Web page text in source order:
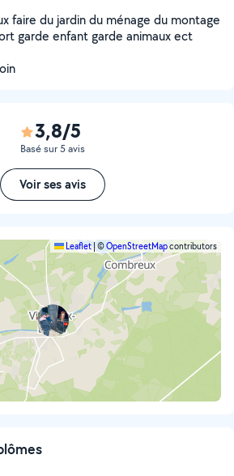
faire du jardin du ménage du montage
garde enfant garde animaux ect
3,8/5
Basé sur 5 avis
Voir ses avis
Leaflet|©OpenStreetMapcontributors